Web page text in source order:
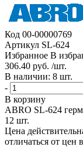
Код 00-00000769
Артикул SL-624
Избранное В
306.40 руб. /шт.
В наличии: 8 шт.
-
В корзину
ABRO SL-624
12 шт.
Цена
отличаться от цен